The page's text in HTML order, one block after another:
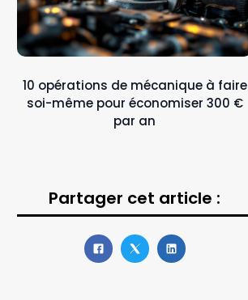
10 opérations de mécanique à faire
soi-même pour économiser 300 €
par an
Partager cet article :